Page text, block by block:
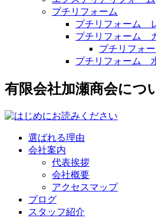
プチリフォーム
プチリフォーム
プチリフォーム
プチリフォ
プチリフォーム
有限会社加瀬商会につ
選ばれる理由
会社案内
代表挨拶
会社概要
アクセスマップ
ブログ
スタッフ紹介